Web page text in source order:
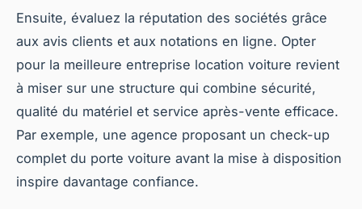
Ensuite, évaluez la réputation des sociétés grâce
aux avis clients et aux notations en ligne. Opter
pour la meilleure entreprise location voiture revient
à miser sur une structure qui combine sécurité,
qualité du matériel et service après-vente efficace.
Par exemple, une agence proposant un check-up
complet du porte voiture avant la mise à disposition
inspire davantage confiance.